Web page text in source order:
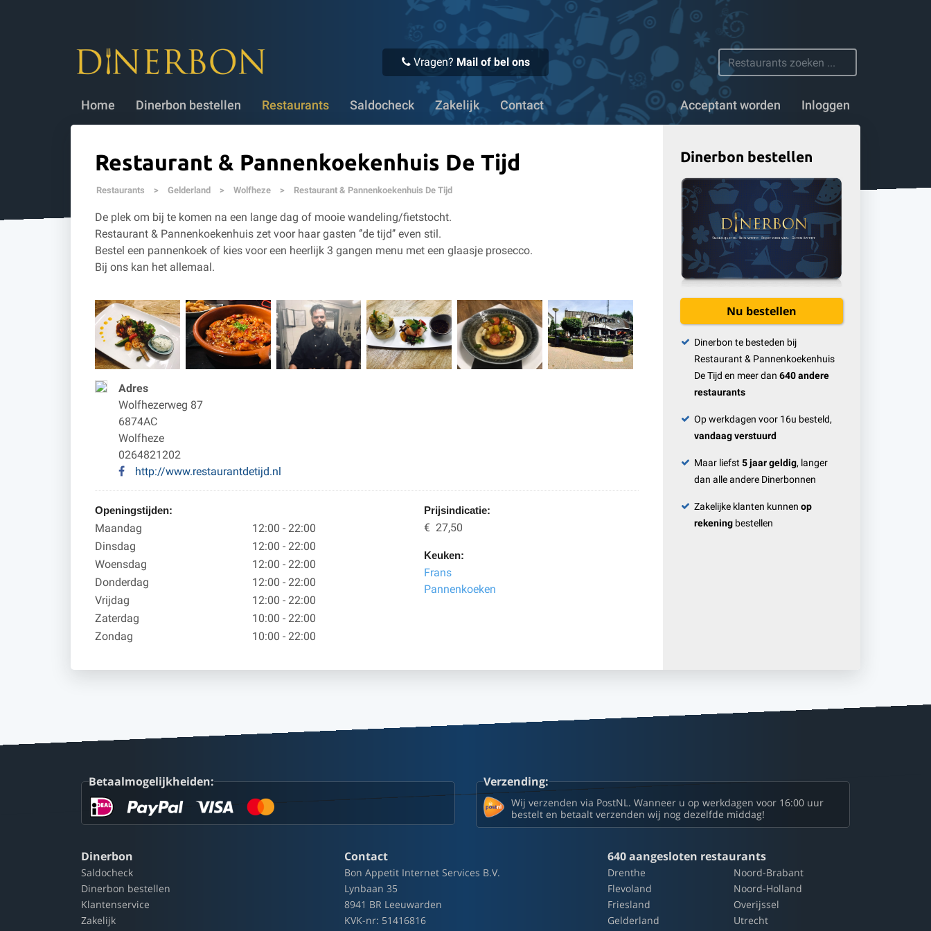
Vragen? Mail of bel ons
Home Dinerbon bestellen Restaurants Saldocheck Zakelijk Contact Acceptant worden Inloggen
✔ Bedrijven kunnen eenvoudig op factuur bestellen ✔ Meer dan 1100 restaurants
Restaurant & Pannenkoekenhuis De Tijd
Restaurants > Gelderland > Wolfheze > Restaurant & Pannenkoekenhuis De Tijd
De plek om bij te komen na een lange dag of mooie wandeling/fietstocht.
Restaurant & Pannenkoekenhuis zet voor haar gasten ‘’de tijd’’ even stil.
Bestel een pannenkoek of kies voor een heerlijk 3 gangen menu met een glaasje prosecco.
Bij ons kan het allemaal.
Adres
Wolfhezerweg 87
6874AC
Wolfheze
0264821202
http://www.restaurantdetijd.nl
Openingstijden:
Maandag
12:00 - 22:00
Dinsdag
12:00 - 22:00
Woensdag
12:00 - 22:00
Donderdag
12:00 - 22:00
Vrijdag
12:00 - 22:00
Zaterdag
10:00 - 22:00
Zondag
10:00 - 22:00
Prijsindicatie:
€ 27,50
Keuken:
Frans
Pannenkoeken
Dinerbon bestellen
Nu bestellen
Dinerbon te besteden bij
Restaurant & Pannenkoekenhuis
De Tijd en meer dan 640 andere
restaurants
Op werkdagen voor 16u besteld,
vandaag verstuurd
Maar liefst 5 jaar geldig, langer
dan alle andere Dinerbonnen
Zakelijke klanten kunnen op
rekening bestellen
Betaalmogelijkheiden: Verzending:
Wij verzenden via PostNL. Wanneer u op werkdagen voor 16:00 uur
bestelt en betaalt verzenden wij nog dezelfde middag!
Dinerbon
Saldocheck
Dinerbon bestellen
Klantenservice
Zakelijk
Contact
Bon Appetit Internet Services B.V.
Lynbaan 35
8941 BR Leeuwarden
KVK-nr: 51416816
640 aangesloten restaurants
Drenthe
Flevoland
Friesland
Gelderland
Noord-Brabant
Noord-Holland
Overijssel
Utrecht